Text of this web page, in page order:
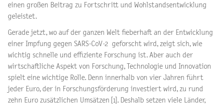
einen großen Beitrag zu Fortschritt und Wohlstandsentwicklung
geleistet.
Gerade jetzt, wo auf der ganzen Welt fieberhaft an der Entwicklung
einer Impfung gegen SARS-CoV-2 geforscht wird, zeigt sich, wie
wichtig schnelle und effiziente Forschung ist. Aber auch der
wirtschaftliche Aspekt von Forschung, Technologie und Innovation
spielt eine wichtige Rolle. Denn innerhalb von vier Jahren führt
jeder Euro, der in Forschungsförderung investiert wird, zu rund
zehn Euro zusätzlichen Umsätzen [1]. Deshalb setzen viele Länder,